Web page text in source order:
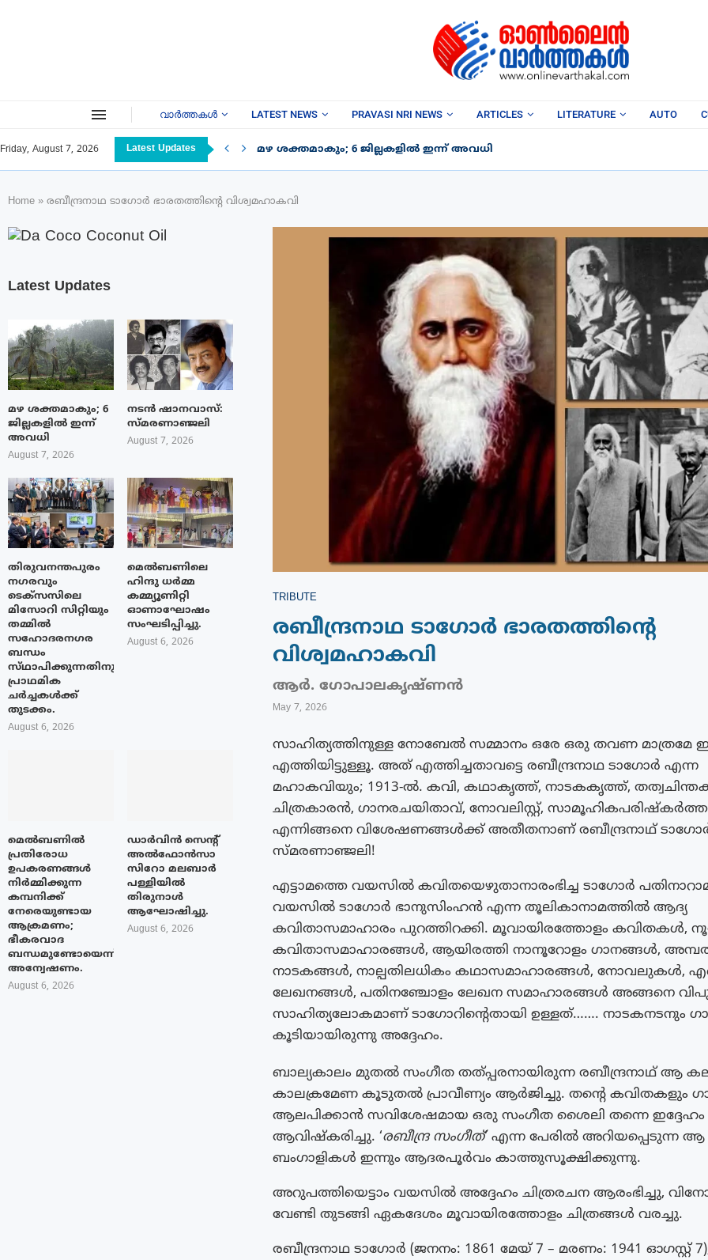
വാർത്തകൾ LATEST NEWS PRAVASI NRI NEWS ARTICLES LITERATURE AUTO
Friday, August 7, 2026 Latest Updates മഴ ശക്തമാകും; 6 ജില്ലകളിൽ ഇന്ന് അവധി
Home » രബീന്ദ്രനാഥ ടാഗോർ ഭാരതത്തിൻ്റെ വിശ്വമഹാകവി
TRIBUTE
രബീന്ദ്രനാഥ ടാഗോർ ഭാരതത്തിൻ്റെ
വിശ്വമഹാകവി
ആർ. ഗോപാലകൃഷ്ണൻ
May 7, 2026
സാഹിത്യത്തിനുള്ള നോബേല്‍ സമ്മാനം ഒരേ ഒരു തവണ മാത്രമേ
എത്തിയിട്ടുള്ളൂ. അത് എത്തിച്ചതാവട്ടെ രബീന്ദ്രനാഥ ടാഗോര്‍ എന്ന
മഹാകവിയും; 1913-ൽ. കവി, കഥാകൃത്ത്, നാടകകൃത്ത്,
ചിത്രകാരൻ, ഗാനരചയിതാവ്, നോവലിസ്റ്റ്,
എന്നിങ്ങനെ വിശേഷണങ്ങള്‍ക്ക് അതീതനാണ് രബീന്ദ്രനാഥ്
സ്മരണാഞ്ജലി!
എട്ടാമത്തെ വയസില്‍ കവിതയെഴുതാനാരംഭിച്ച ടാഗോര്‍
വയസില്‍ ടാഗോര്‍ ഭാനുസിംഹന്‍ എന്ന തൂലികാനാമത്തില്‍ ആദ്യ
കവിതാസമാഹാരം പുറത്തിറക്കി. മൂവായിരത്തോളം കവിതകള്‍,
കവിതാസമാഹാരങ്ങള്‍, ആയിരത്തി നാനൂറോളം ഗാനങ്ങള്‍,
നാടകങ്ങള്‍, നാല്പതിലധികം കഥാസമാഹാരങ്ങള്‍, നോവലുകള്‍,
ലേഖനങ്ങള്‍, പതിനഞ്ചോളം ലേഖന സമാഹാരങ്ങള്‍ അങ്ങനെ
സാഹിത്യലോകമാണ് ടാഗോറിന്റെതായി ഉള്ളത്……. നാടകനടനും
കൂടിയായിരുന്നു അദ്ദേഹം.
ബാല്യകാലം മുതൽ സംഗീത തത്പ്പരനായിരുന്ന രബീന്ദ്രനാഥ് ആ
കാലക്രമേണ കൂടുതൽ പ്രാവീണ്യം ആർജിച്ചു. തന്റെ കവിതകളും
ആലപിക്കാൻ സവിശേഷമായ ഒരു സംഗീത ശൈലി തന്നെ ഇദ്ദേഹം
ആവിഷ്കരിച്ചു. ‘രബീന്ദ്ര സംഗീത്‘ എന്ന പേരിൽ അറിയപ്പെടുന്ന
ബംഗാളികൾ ഇന്നും ആദരപൂർവം കാത്തുസൂക്ഷിക്കുന്നു.
അറുപത്തിയെട്ടാം വയസില്‍ അദ്ദേഹം ചിത്രരചന ആരംഭിച്ചു,
വേണ്ടി തുടങ്ങി ഏകദേശം മൂവായിരത്തോളം ചിത്രങ്ങൾ വരച്ചു.
രബീന്ദ്രനാഥ ടാഗോർ (ജനനം: 1861 മേയ് 7 – മരണം: 1941 ഓഗസ്റ്റ്
Latest Updates
മഴ ശക്തമാകും; 6
ജില്ലകളിൽ ഇന്ന്
അവധി
August 7, 2026
നടൻ ഷാനവാസ്:
സ്മരണാഞ്ജലി
August 7, 2026
തിരുവനന്തപുരം
നഗരവും
ടെക്‌സസിലെ
മിസോറി സിറ്റിയും
തമ്മിൽ
സഹോദരനഗര
ബന്ധം
സ്‌ഥാപിക്കുന്നതിനുള്ള
പ്രാഥമിക
ചർച്ചകൾക്ക്
തുടക്കം.
August 6, 2026
മെൽബണിലെ
ഹിന്ദു ധർമ്മ
കമ്മ്യൂണിറ്റി
ഓണാഘോഷം
സംഘടിപ്പിച്ചു.
August 6, 2026
മെൽബണിൽ
പ്രതിരോധ
ഉപകരണങ്ങൾ
നിർമ്മിക്കുന്ന
കമ്പനിക്ക്
നേരെയുണ്ടായ
ആക്രമണം;
ഭീകരവാദ
ബന്ധമുണ്ടോയെന്ന്
അന്വേഷണം.
August 6, 2026
ഡാർവിൻ സെന്റ്
അൽഫോൻസാ
സിറോ മലബാർ
പള്ളിയിൽ
തിരുനാൾ
ആഘോഷിച്ചു.
August 6, 2026